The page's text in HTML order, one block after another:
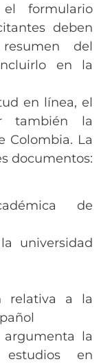
formulario
deben
del
en la
en línea, el
también la
Colombia. La
documentos:
de
universidad
relativa a la
argumenta la
en